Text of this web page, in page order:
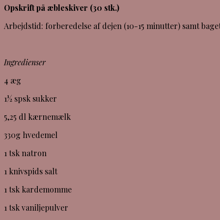
Opskrift på æbleskiver (30 stk.)
Arbejdstid: forberedelse af dejen (10-15 minutter) samt
Ingredienser
4 æg
1½ spsk sukker
5,25 dl kærnemælk
330g hvedemel
1 tsk natron
1 knivspids salt
1 tsk kardemomme
1 tsk vaniljepulver